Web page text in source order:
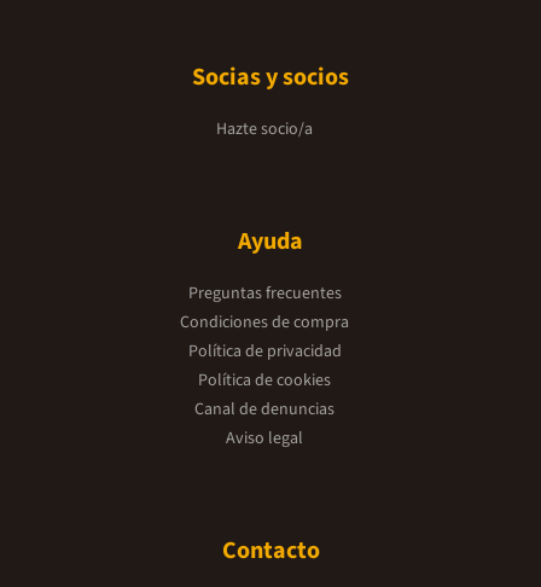
Socias y socios
Hazte socio/a
Ayuda
Preguntas frecuentes
Condiciones de compra
Política de privacidad
Política de cookies
Canal de denuncias
Aviso legal
Contacto